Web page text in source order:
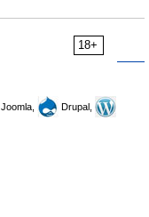
18+
Joomla,
Drupal,